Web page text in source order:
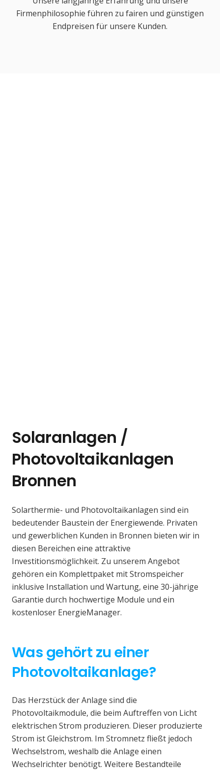
Firmenphilosophie führen zu fairen und günstigen
Endpreisen für unsere Kunden.
Solaranlagen /
Photovoltaikanlagen
Bronnen
Solarthermie- und Photovoltaikanlagen sind ein
bedeutender Baustein der Energiewende. Privaten
und gewerblichen Kunden in Bronnen bieten wir in
diesen Bereichen eine attraktive
Investitionsmöglichkeit. Zu unserem Angebot
gehören ein Komplettpaket mit Stromspeicher
inklusive Installation und Wartung, eine 30-jährige
Garantie durch hochwertige Module und ein
kostenloser EnergieManager.
Was gehört zu einer
Photovoltaikanlage?
Das Herzstück der Anlage sind die
Photovoltaikmodule, die beim Auftreffen von Licht
elektrischen Strom produzieren. Dieser produzierte
Strom ist Gleichstrom. Im Stromnetz fließt jedoch
Wechselstrom, weshalb die Anlage einen
Wechselrichter benötigt. Weitere Bestandteile